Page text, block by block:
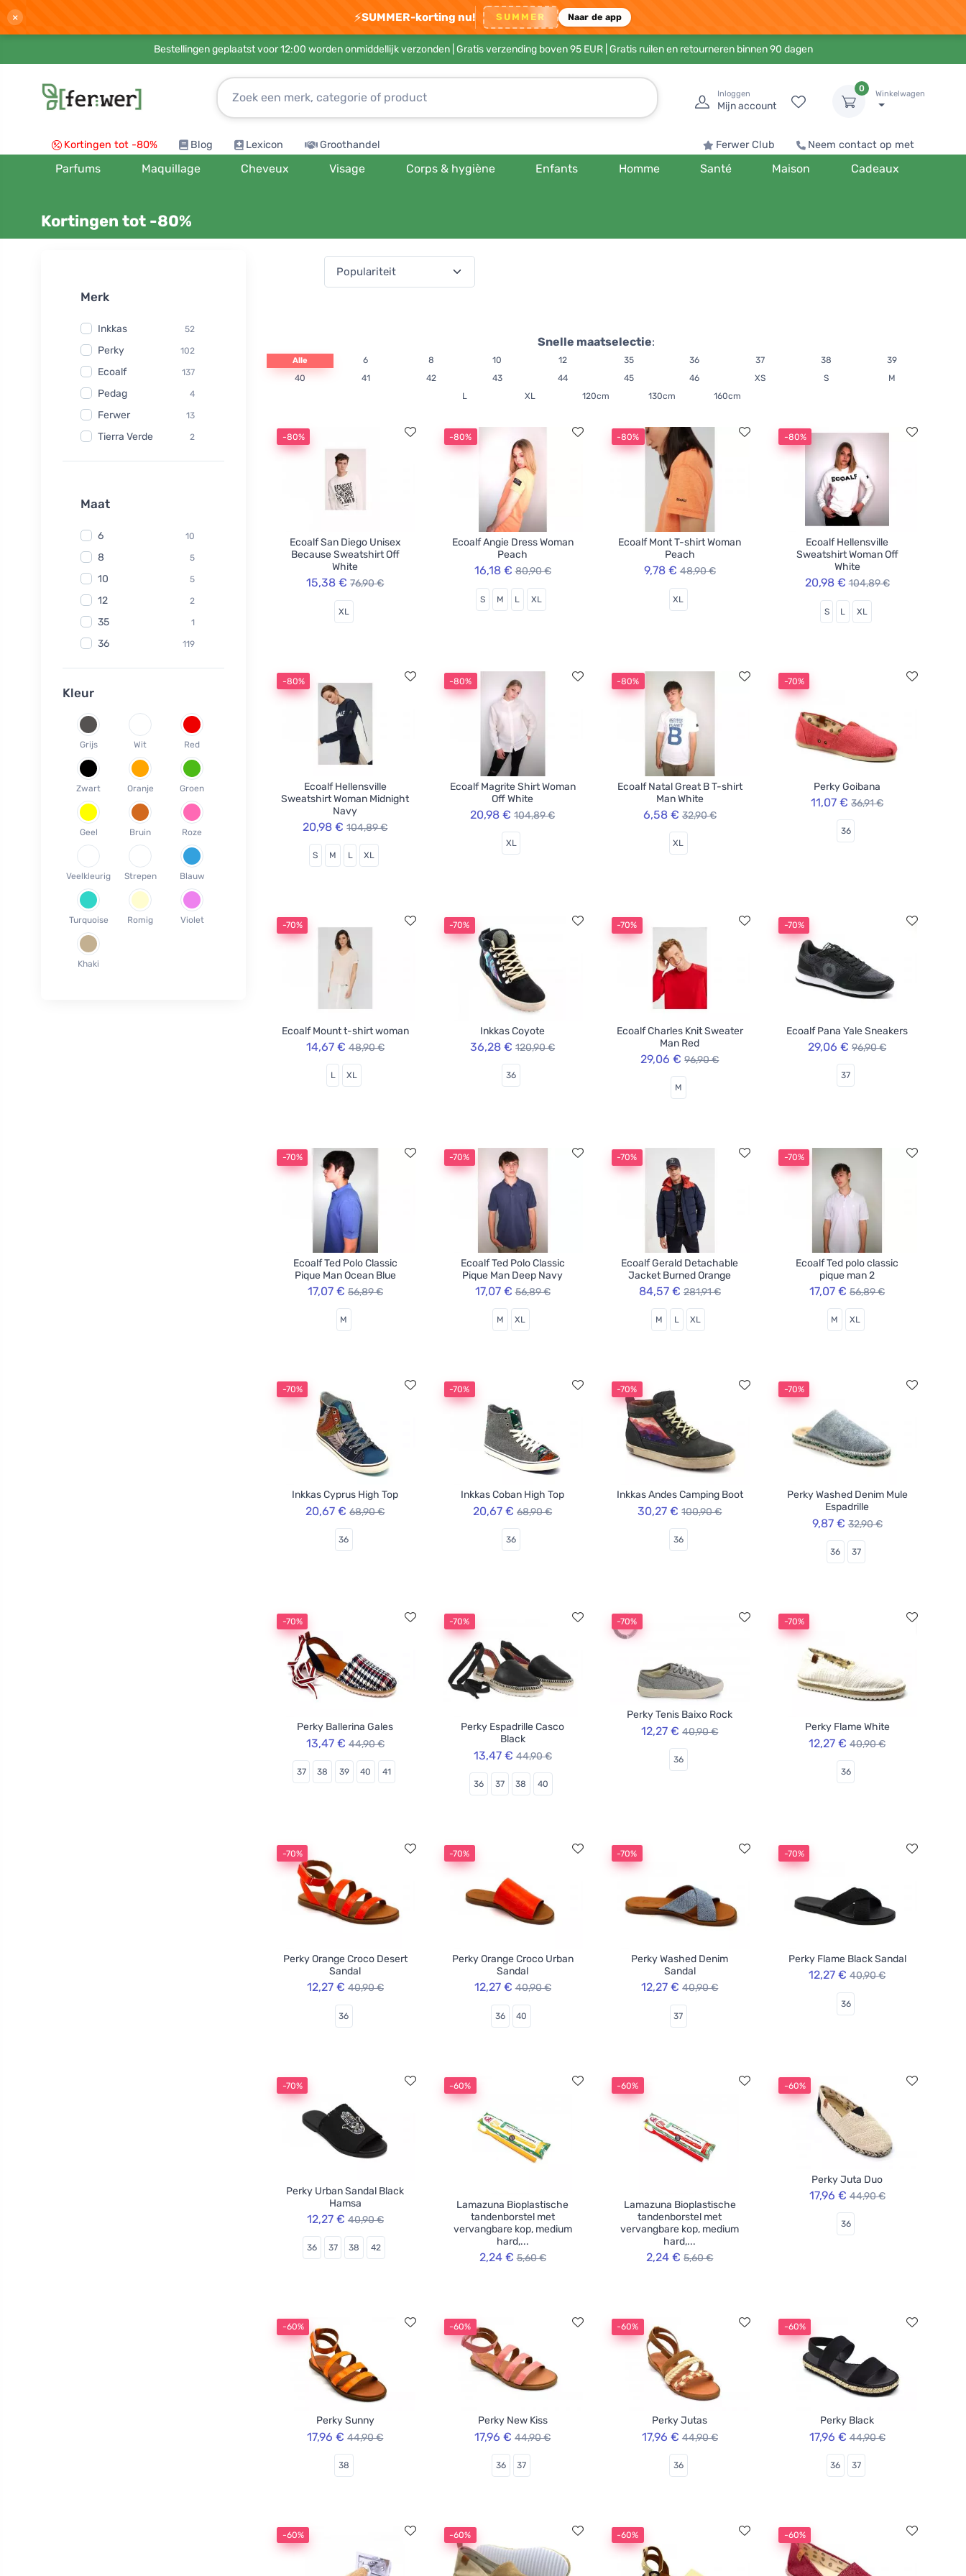
× ⚡SUMMER-korting nu! SUMMER Naar de app
Bestellingen geplaatst voor 12:00 worden onmiddellijk verzonden | Gratis verzending boven 95 EUR| Gratis ruilen en retourneren binnen 90 dagen
Inloggen
Mijn account
0
Winkelwagen
Kortingen tot -80% Blog Lexicon Groothandel Ferwer Club Neem contact op met
Parfums Maquillage Cheveux Visage Corps & hygiène Enfants Homme Santé Maison Cadeaux
Kortingen tot -80%
Merk
Inkkas 52
Perky 102
Ecoalf 137
Pedag 4
Ferwer 13
Tierra Verde 2
Watersavers
Yuuki
Officina Naturae 6
1
Endles by Econea 3
Pinke Welle 3
1
Jack n Jill 35
5
1
Circular Cup 1
Neobotanics 17
Maat
6 10
8 5
10 5
12 2
35 1
36 119
37
40 59
42 35
43 26
44
18
46
XS 3
S
M 40
L
XL
Kleur
Grijs Wit Red
Zwart Oranje Groen
Geel Bruin Roze
Veelkleurig Strepen Blauw
Turquoise Romig Violet
Khaki
Snelle maatselectie:
Alle 6 8 10 12 35 36 37 38
39
40
41 42 43 44 45 46 XS S
M
L
XL 120cm 130cm 160cm
-80%
Ecoalf San Diego Unisex
Because Sweatshirt Off
White
15,38 € 76,90 €
XL
-80%
Ecoalf Angie Dress Woman
Peach
16,18 € 80,90 €
S M L XL
-80%
Ecoalf Mont T-shirt Woman
Peach
9,78 € 48,90 €
XL
-80%
Ecoalf Hellensville
Sweatshirt Woman Off
White
20,98 € 104,89 €
S L XL
-80%
Ecoalf Hellensville
Sweatshirt Woman Midnight
Navy
20,98 € 104,89 €
S M L XL
-80%
Ecoalf Magrite Shirt Woman
Off White
20,98 € 104,89 €
XL
-80%
Ecoalf Natal Great B T-shirt
Man White
6,58 € 32,90 €
XL
-70%
Perky Goibana
11,07 € 36,91 €
36
-70%
Ecoalf Mount t-shirt woman
14,67 € 48,90 €
L XL
-70%
Inkkas Coyote
36,28 € 120,90 €
36
-70%
Ecoalf Charles Knit Sweater
Man Red
29,06 € 96,90 €
M
-70%
Ecoalf Pana Yale Sneakers
29,06 € 96,90 €
37
-70%
Ecoalf Ted Polo Classic
Pique Man Ocean Blue
17,07 € 56,89 €
M
-70%
Ecoalf Ted Polo Classic
Pique Man Deep Navy
17,07 € 56,89 €
M XL
-70%
Ecoalf Gerald Detachable
Jacket Burned Orange
84,57 € 281,91 €
M L XL
-70%
Ecoalf Ted polo classic
pique man 2
17,07 € 56,89 €
M XL
-70%
Inkkas Cyprus High Top
20,67 € 68,90 €
36
-70%
Inkkas Coban High Top
20,67 € 68,90 €
36
-70%
Inkkas Andes Camping Boot
30,27 € 100,90 €
36
-70%
Perky Washed Denim Mule
Espadrille
9,87 € 32,90 €
36 37
-70%
Perky Ballerina Gales
13,47 € 44,90 €
37 38 39 40 41
-70%
Perky Espadrille Casco
Black
13,47 € 44,90 €
36 37 38 40
-70%
Perky Tenis Baixo Rock
12,27 € 40,90 €
36
-70%
Perky Flame White
12,27 € 40,90 €
36
-70%
Perky Orange Croco Desert
Sandal
12,27 € 40,90 €
36
-70%
Perky Orange Croco Urban
Sandal
12,27 € 40,90 €
36 40
-70%
Perky Washed Denim
Sandal
12,27 € 40,90 €
37
-70%
Perky Flame Black Sandal
12,27 € 40,90 €
36
-70%
Perky Urban Sandal Black
Hamsa
12,27 € 40,90 €
36 37 38 42
-60%
Lamazuna Bioplastische
tandenborstel met
vervangbare kop, medium
hard,...
2,24 € 5,60 €
-60%
Lamazuna Bioplastische
tandenborstel met
vervangbare kop, medium
hard,...
2,24 € 5,60 €
-60%
Perky Juta Duo
17,96 € 44,90 €
36
-60%
Perky Sunny
17,96 € 44,90 €
38
-60%
Perky New Kiss
17,96 € 44,90 €
36 37
-60%
Perky Jutas
17,96 € 44,90 €
36
-60%
Perky Black
17,96 € 44,90 €
36 37
-60% -60% -60% -60%